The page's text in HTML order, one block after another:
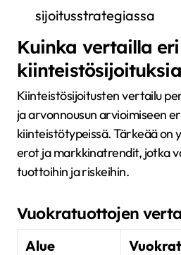
sijoitusstrategiassa
Kuinka vertailla eri
Kiinteistösijoitusten vertailu
ja arvonnousun arvioimiseen
kiinteistötypeissä. Tärkeää on
erot ja markkinatrendit, jotka
tuottoihin ja riskeihin.
Vuokratuottojen
Alue